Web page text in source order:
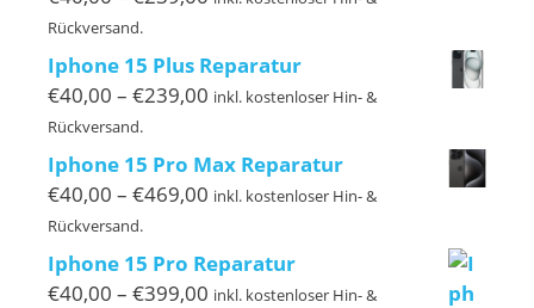
bis
€239,00
Rückversand.
Iphone 15 Plus Reparatur
€40,00 – €239,00 Preisspanne:
bis
€239,00
inkl. kostenloser Hin- &
Rückversand.
Iphone 15 Pro Max Reparatur
€40,00 – €469,00 Preisspanne:
€469,00
inkl. kostenloser Hin- &
Rückversand.
Iphone 15 Pro Reparatur
€40,00 – €399,00 Preisspanne:
inkl. kostenloser Hin- &